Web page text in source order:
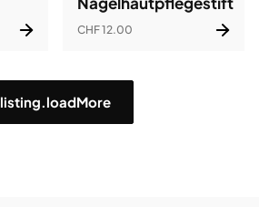
CHF 12.00
listing.loadMore